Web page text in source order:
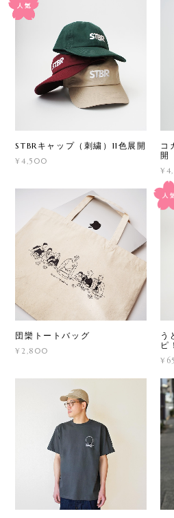
STBRキャップ（刺繍）11色展開
¥4,500
コ
開
団欒トートバッグ
¥2,800
う